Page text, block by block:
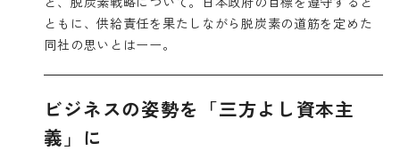
ともに、供給責任を果たしながら脱炭素の道筋を定めた
同社の思いとはーー。
ビジネスの姿勢を「三方よし資本主
義」に